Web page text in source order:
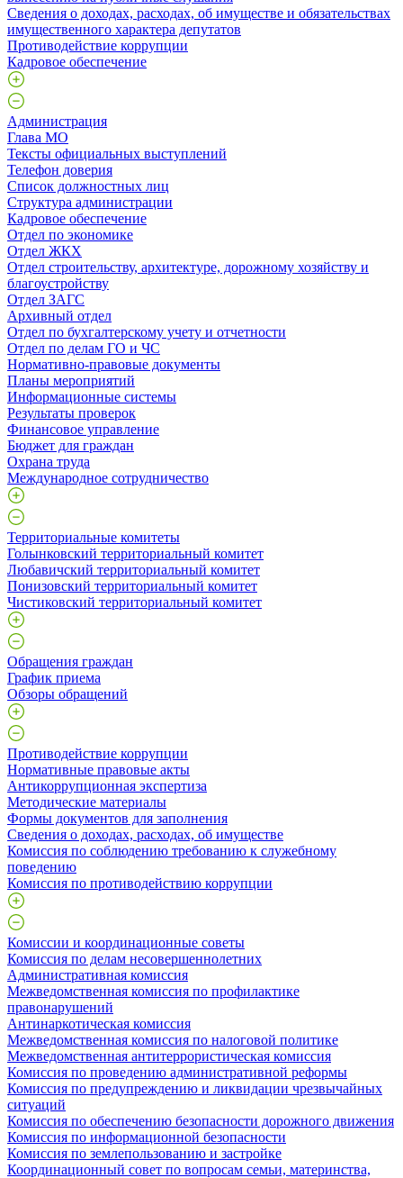
Сведения о доходах, расходах, об имуществе и обязательствах
имущественного характера депутатов
Противодействие коррупции
Кадровое обеспечение
Администрация
Глава МО
Тексты официальных выступлений
Телефон доверия
Список должностных лиц
Структура администрации
Кадровое обеспечение
Отдел по экономике
Отдел ЖКХ
Отдел строительству, архитектуре, дорожному хозяйству и
благоустройству
Отдел ЗАГС
Архивный отдел
Отдел по бухгалтерскому учету и отчетности
Отдел по делам ГО и ЧС
Нормативно-правовые документы
Планы мероприятий
Информационные системы
Результаты проверок
Финансовое управление
Бюджет для граждан
Охрана труда
Международное сотрудничество
Территориальные комитеты
Голынковский территориальный комитет
Любавичский территориальный комитет
Понизовский территориальный комитет
Чистиковский территориальный комитет
Обращения граждан
График приема
Обзоры обращений
Противодействие коррупции
Нормативные правовые акты
Антикоррупционная экспертиза
Методические материалы
Формы документов для заполнения
Сведения о доходах, расходах, об имуществе
Комиссия по соблюдению требованию к служебному
поведению
Комиссия по противодействию коррупции
Комиссии и координационные советы
Комиссия по делам несовершеннолетних
Административная комиссия
Межведомственная комиссия по профилактике
правонарушений
Антинаркотическая комиссия
Межведомственная комиссия по налоговой политике
Межведомственная антитеррористическая комиссия
Комиссия по проведению административной реформы
Комиссия по предупреждению и ликвидации чрезвычайных
ситуаций
Комиссия по обеспечению безопасности дорожного движения
Комиссия по информационной безопасности
Комиссия по землепользованию и застройке
Координационный совет по вопросам семьи, материнства,